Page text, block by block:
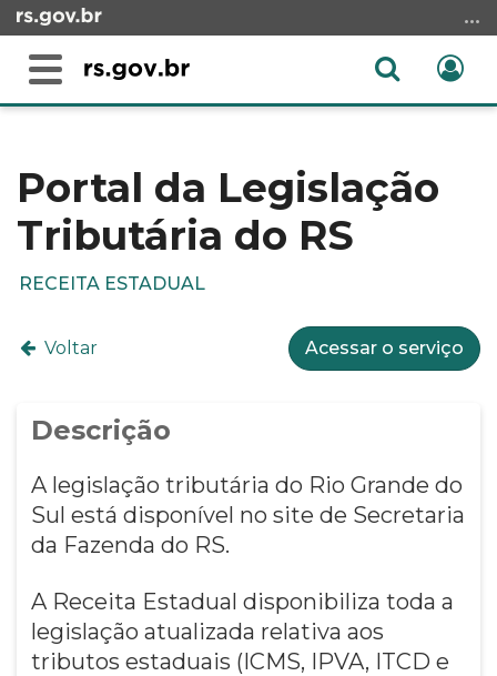
para
conteúdo
menu
para
Alterna
Abrir
conteúdo
Portal da Legislação
Tributária do RS
RECEITA ESTADUAL
Voltar Acessar o serviço
Descrição
A legislação tributária do Rio Grande do
Sul está disponível no site de Secretaria
da Fazenda do RS.
A Receita Estadual disponibiliza toda a
legislação atualizada relativa aos
tributos estaduais (ICMS, IPVA, ITCD e